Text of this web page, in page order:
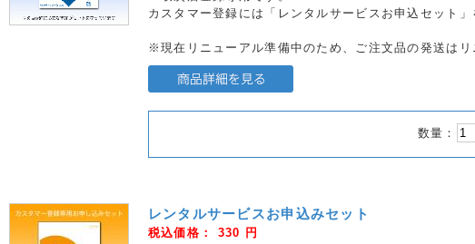
カスタマー登録には「レンタルサービスお申込セット
※現在リニューアル準備中のため、ご注文品の発送
数量：
レンタルサービスお申込みセット
税込価格： 330 円